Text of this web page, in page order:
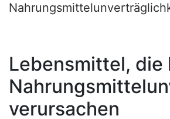
Lebensmittel, die
verursachen